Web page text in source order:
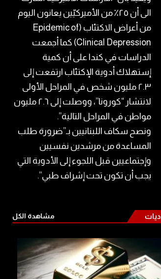
الى أن ٢٥٪ من الأميركيّين يعانون اليوم
من أعراض الاكتئاب (Epidemic of
Clinical Depression) كما أجمعت
الدراسات في كندا على أن كمية
إستهلاك أدوية الإكتئاب ارتفعت إلى
٢.٣ مليون شخص في المراحل الأولى
لانتشار “كورونا”، ووصلت إلى ٢.٦ مليون
مواطن في المراحل التالية”.
ونصح سكاف اللبنانيين بـ”ضرورة طلب
المساعدة من مرشدين نفسيين
وإجتماعيين قبل اللجوء إلى الأدوية التي
يجب أن تكون تحت إشراف طبي”.
مشاهدة الكل